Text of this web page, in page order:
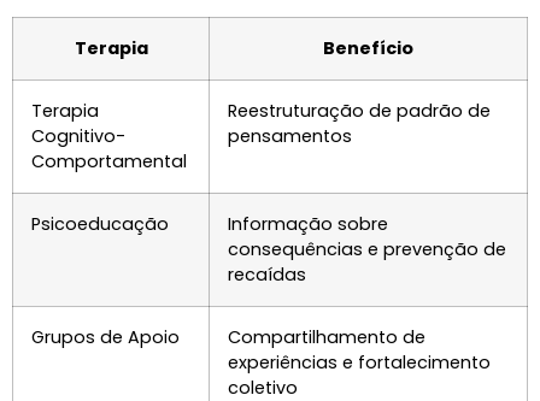
Terapia Benefício
Terapia
Cognitivo-
Comportamental
Reestruturação de padrão de
pensamentos
Psicoeducação
Informação sobre
consequências e prevenção de
recaídas
Grupos de Apoio
Compartilhamento de
experiências e fortalecimento
coletivo